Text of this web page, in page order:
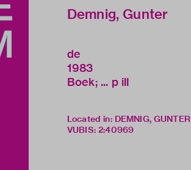
Demnig, Gunter
de
1983
Boek; ... p ill
Located in: DEMNIG, GUNTER
VUBIS: 2:40969